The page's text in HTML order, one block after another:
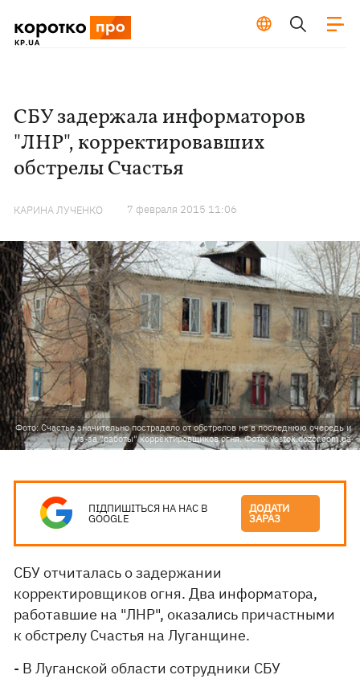
СБУ задержала информаторов
"ЛНР", корректировавших
обстрелы Счастья
КАРИНА ЛУЧЕНКО 7 февраля 2015 11:06
Фото: Счастье значительно пострадало от обстрелов не в последнюю очередь и
из-за "работы" корректировщиков огня. Фото: vostok.dozor.com.ua
ПІДПИШІТЬСЯ НА НАС В
GOOGLE
ДОДАТИ
ЗАРАЗ
СБУ отчиталась о задержании
корректировщиков огня. Два информатора,
работавшие на "ЛНР", оказались причастными
к обстрелу Счастья на Луганщине.
- В Луганской области сотрудники СБУ